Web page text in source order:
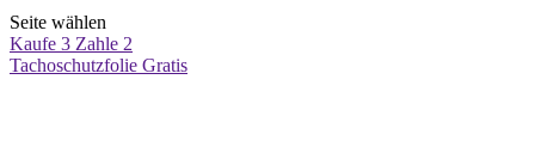
Seite wählen
Kaufe 3 Zahle 2
Tachoschutzfolie Gratis